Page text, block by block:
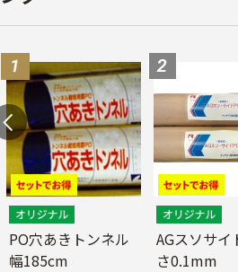
PO穴あきトンネル
幅185cm
AGスソサイ
さ0.1mm